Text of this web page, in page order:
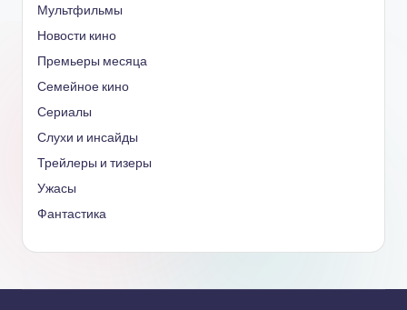
Мультфильмы
Новости кино
Премьеры месяца
Семейное кино
Сериалы
Слухи и инсайды
Трейлеры и тизеры
Ужасы
Фантастика